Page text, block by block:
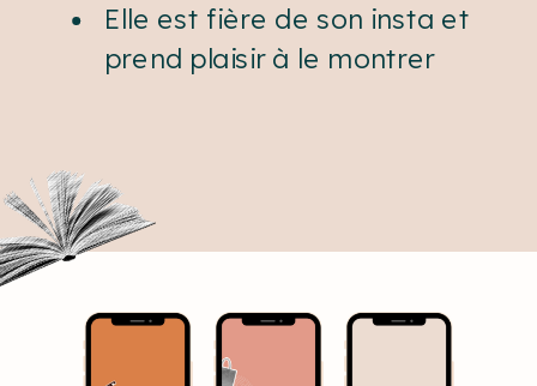
Elle est fière de son insta et
prend plaisir à le montrer